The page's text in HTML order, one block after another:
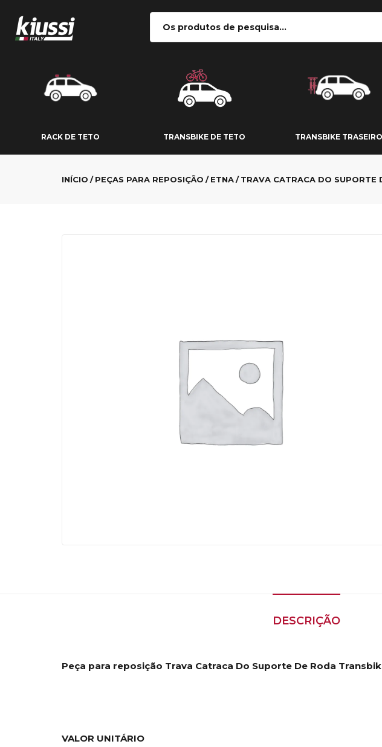
RACK DE TETO TRANSBIKE DE TETO TRANSBIKE TRASEIRO
TRANSBIKE DE TETO
INÍCIO PEÇAS PARA REPOSIÇÃO ETNA TRAVA CATRACA DO SUPORTE
DESCRIÇÃO
Peça para reposição Trava Catraca Do Suporte De Roda
VALOR UNITÁRIO